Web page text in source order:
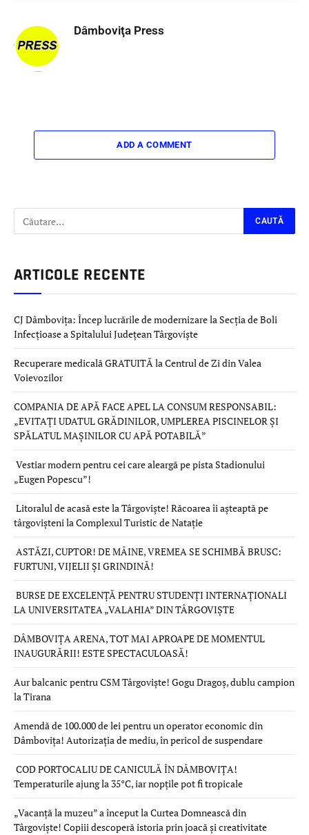
Dâmboviţa Press
ADD A COMMENT
ARTICOLE RECENTE
CJ Dâmbovița: Încep lucrările de modernizare la Secția de Boli
Infecțioase a Spitalului Județean Târgoviște
Recuperare medicală GRATUITĂ la Centrul de Zi din Valea
Voievozilor
COMPANIA DE APĂ FACE APEL LA CONSUM RESPONSABIL:
„EVITAȚI UDATUL GRĂDINILOR, UMPLEREA PISCINELOR ȘI
SPĂLATUL MAȘINILOR CU APĂ POTABILĂ”
Vestiar modern pentru cei care aleargă pe pista Stadionului
„Eugen Popescu”!
Litoralul de acasă este la Târgoviște! Răcoarea îi așteaptă pe
târgovișteni la Complexul Turistic de Natație
ASTĂZI, CUPTOR! DE MÂINE, VREMEA SE SCHIMBĂ BRUSC:
FURTUNI, VIJELII ȘI GRINDINĂ!
BURSE DE EXCELENȚĂ PENTRU STUDENȚI INTERNAȚIONALI
LA UNIVERSITATEA „VALAHIA” DIN TÂRGOVIȘTE
DÂMBOVIȚA ARENA, TOT MAI APROAPE DE MOMENTUL
INAUGURĂRII! ESTE SPECTACULOASĂ!
Aur balcanic pentru CSM Târgoviște! Gogu Dragoș, dublu campion
la Tirana
Amendă de 100.000 de lei pentru un operator economic din
Dâmbovița! Autorizația de mediu, în pericol de suspendare
COD PORTOCALIU DE CANICULĂ ÎN DÂMBOVIȚA!
Temperaturile ajung la 35°C, iar nopțile pot fi tropicale
„Vacanță la muzeu” a început la Curtea Domnească din
Târgoviște! Copiii descoperă istoria prin joacă și creativitate